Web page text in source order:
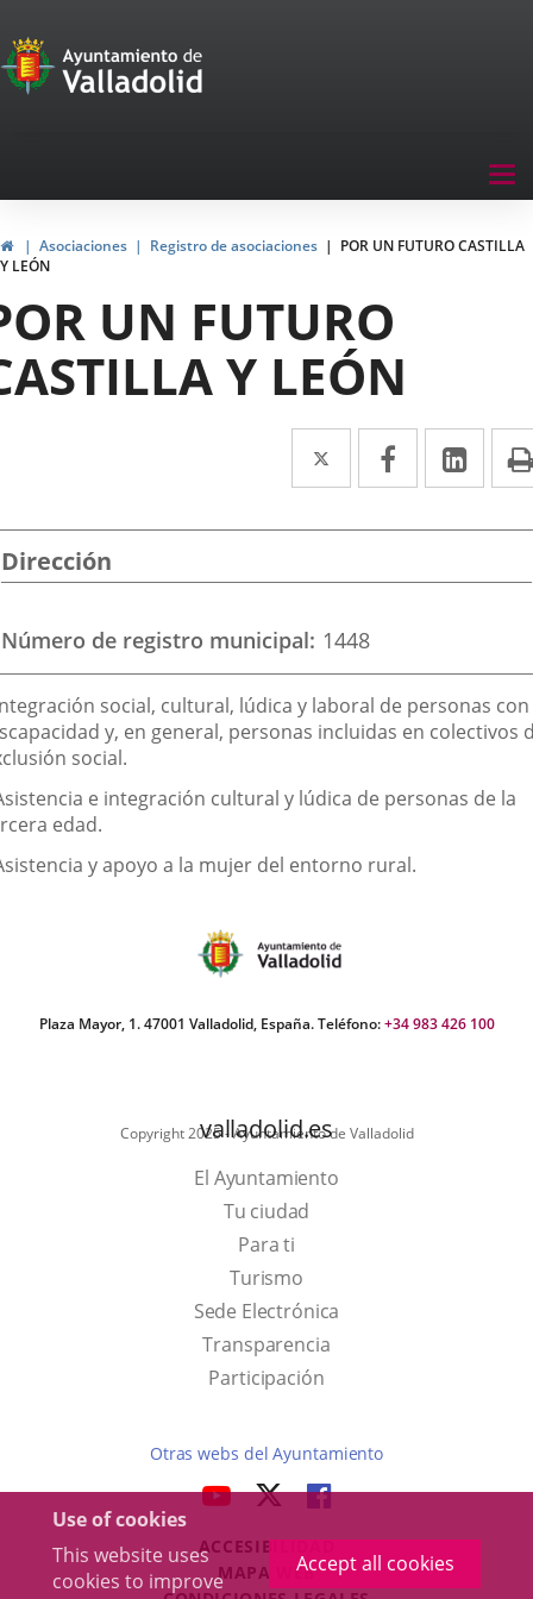
Use of cookies
This website uses
cookies to improve
Accept all cookies
Portal
de
navegación
HomeAsociaciones Registro de asociaciones
POR UN FUTURO CASTILLA
Y LEÓN
UN FUTURO
Y LEÓN
Twitter
Enlace
a
una
Facebook
Enlace
a
una
a
una
Dirección
Número de registro municipal 1448
social, cultural, lúdica y laboral de personas con
y, en general, personas incluidas en colectivos
social.
e integración cultural y lúdica de personas de la
edad.
y apoyo a la mujer del entorno rural.
Plaza Mayor, 1. 47001 Valladolid, España. Teléfono:+34 983 426 100
Copyright 2025 - Ayuntamiento de Valladolid
valladolid.es
El Ayuntamiento
Tu ciudad
Para ti
TurismoThis
link
will
open
up
window.
Sede Electrónica
Transparencia
Participación
Otras webs del Ayuntamiento
LINK
EXTERNAL
APPLICATION.
LINK
EXTERNAL
APPLICATION.
LINK
EXTERNAL
APPLICATION.
ACCESIBILIDAD
MAPA WEB